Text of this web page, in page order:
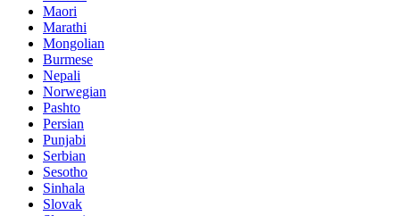
Maori
Marathi
Mongolian
Burmese
Nepali
Norwegian
Pashto
Persian
Punjabi
Serbian
Sesotho
Sinhala
Slovak